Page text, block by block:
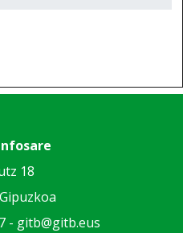
18
- gitb@gitb.eus